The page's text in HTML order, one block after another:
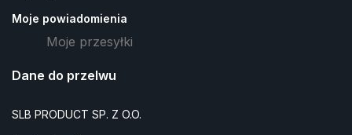
Moje powiadomienia
Moje przesyłki
Dane do przelwu
SLB PRODUCT SP. Z O.O.